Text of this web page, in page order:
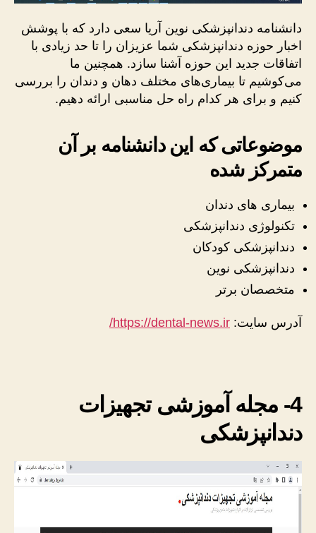
دانشنامه دندانپزشکی نوین آریا سعی دارد که با پوشش
اخبار حوزه دندانپزشکی شما عزیزان را تا حد زیادی با
اتفاقات جدید این حوزه آشنا سازد. همچنین ما
می‌کوشیم تا بیماری‌های مختلف دهان و دندان را بررسی
کنیم و برای هر کدام راه حل مناسبی ارائه دهیم.
موضوعاتی که این دانشنامه بر آن
متمرکز شده
بیماری های دندان
تکنولوژی دندانپزشکی
دندانپزشکی کودکان
دندانپزشکی نوین
متخصصان برتر
آدرس سایت: https://dental-news.ir/
4- مجله آموزشی تجهیزات
دندانپزشکی